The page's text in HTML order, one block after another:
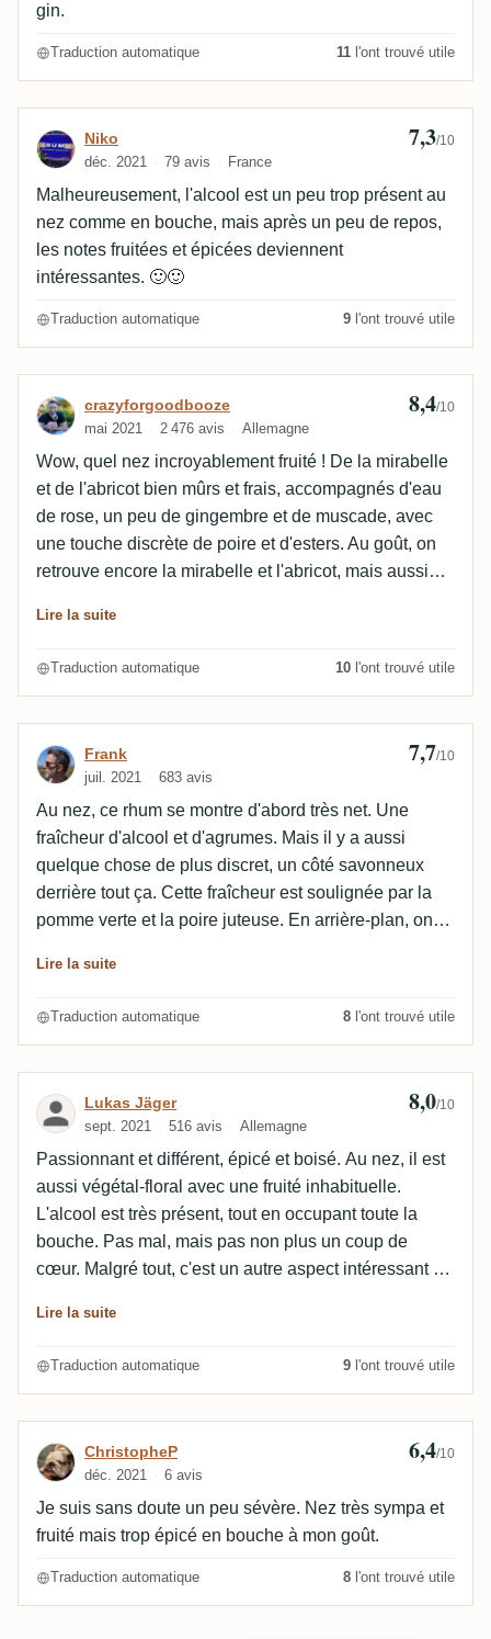
gin.
Traduction automatique 11 l'ont trouvé utile
Avis de Niko
Niko
déc. 2021 79 avis France
7,3/10
Malheureusement, l'alcool est un peu trop présent au
nez comme en bouche, mais après un peu de repos,
les notes fruitées et épicées deviennent
intéressantes. 🙂🙂
Traduction automatique 9 l'ont trouvé utile
Avis de crazyforgoodbooze
crazyforgoodbooze
mai 2021 2 476 avis Allemagne
8,4/10
Wow, quel nez incroyablement fruité ! De la mirabelle
et de l'abricot bien mûrs et frais, accompagnés d'eau
de rose, un peu de gingembre et de muscade, avec
une touche discrète de poire et d'esters. Au goût, on
retrouve encore la mirabelle et l'abricot, mais aussi
vanille et de gingembre piquant. Un longue finale sur
gingembre et la poire. Très beau, c'est exactement ce
Lire la suite
Traduction automatique 10 l'ont trouvé utile
Avis de Frank
Frank
juil. 2021 683 avis
7,7/10
Au nez, ce rhum se montre d'abord très net. Une
fraîcheur d'alcool et d'agrumes. Mais il y a aussi
quelque chose de plus discret, un côté savonneux
derrière tout ça. Cette fraîcheur est soulignée par la
pomme verte et la poire juteuse. En arrière-plan, on
assez épicé. Pourtant, il présente une fraîcheur
de la muscade, de la vanille et de la réglisse. Oh, et il
l'ensemble, ce n'est pas tout à fait mon style, mais ce
n'est pas mauvais non plus.
Lire la suite
Traduction automatique 8 l'ont trouvé utile
Avis de Lukas Jäger
Lukas Jäger
sept. 2021 516 avis Allemagne
8,0/10
Passionnant et différent, épicé et boisé. Au nez, il est
aussi végétal-floral avec une fruité inhabituelle.
L'alcool est très présent, tout en occupant toute la
bouche. Pas mal, mais pas non plus un coup de
cœur. Malgré tout, c'est un autre aspect intéressant du
Lire la suite
Traduction automatique 9 l'ont trouvé utile
Avis de ChristopheP
ChristopheP
déc. 2021 6 avis
6,4/10
Je suis sans doute un peu sévère. Nez très sympa et
fruité mais trop épicé en bouche à mon goût.
Traduction automatique 8 l'ont trouvé utile